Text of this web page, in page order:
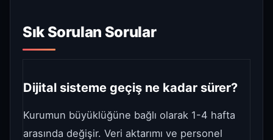
Sık Sorulan Sorular
Dijital sisteme geçiş ne kadar sürer?
Kurumun büyüklüğüne bağlı olarak 1-4 hafta
arasında değişir. Veri aktarımı ve personel